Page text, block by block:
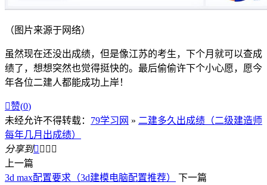
（图片来源于网络）
虽然现在还没出成绩，但是像江苏的考生，下个月就可以查成
绩了，想想突然也觉得挺快的。最后偷偷许下个小心愿，愿今
年各位二建人都能成功上岸！
赞(0)
未经允许不得转载： 79学习网 » 二建多久出成绩（二级建造师
每年几月出成绩）
分享到   
上一篇
3d max配置要求（3d建模电脑配置推荐）
下一篇